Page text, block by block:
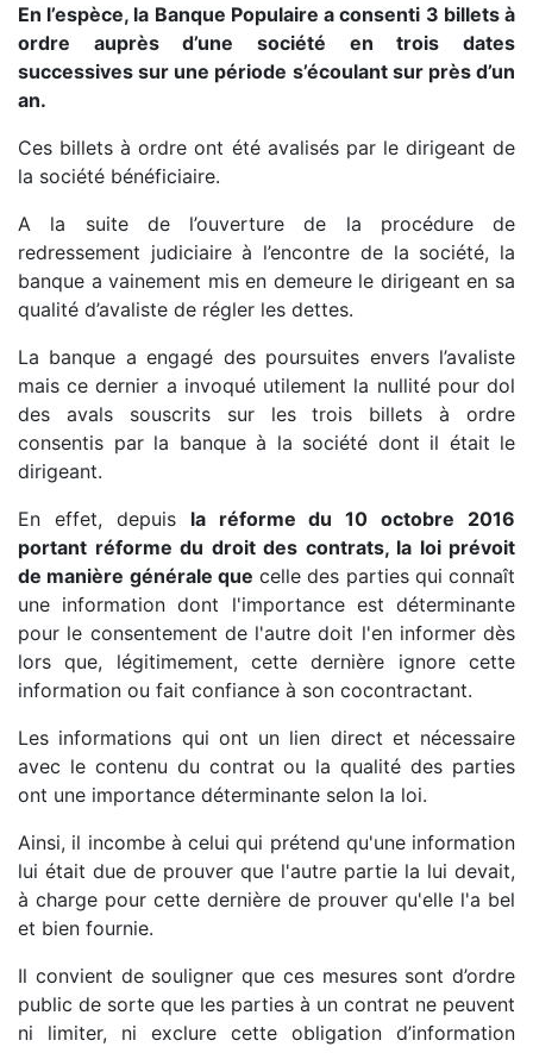
En l’espèce, la Banque Populaire a consenti 3 billets à
ordre auprès d’une société en trois dates
successives sur une période s’écoulant sur près d’un
an.
Ces billets à ordre ont été avalisés par le dirigeant de
la société bénéficiaire.
A la suite de l’ouverture de la procédure de
redressement judiciaire à l’encontre de la société, la
banque a vainement mis en demeure le dirigeant en sa
qualité d’avaliste de régler les dettes.
La banque a engagé des poursuites envers l’avaliste
mais ce dernier a invoqué utilement la nullité pour dol
des avals souscrits sur les trois billets à ordre
consentis par la banque à la société dont il était le
dirigeant.
En effet, depuis la réforme du 10 octobre 2016
portant réforme du droit des contrats, la loi prévoit
de manière générale que celle des parties qui connaît
une information dont l'importance est déterminante
pour le consentement de l'autre doit l'en informer dès
lors que, légitimement, cette dernière ignore cette
information ou fait confiance à son cocontractant.
Les informations qui ont un lien direct et nécessaire
avec le contenu du contrat ou la qualité des parties
ont une importance déterminante selon la loi.
Ainsi, il incombe à celui qui prétend qu'une information
lui était due de prouver que l'autre partie la lui devait,
à charge pour cette dernière de prouver qu'elle l'a bel
et bien fournie.
Il convient de souligner que ces mesures sont d’ordre
public de sorte que les parties à un contrat ne peuvent
ni limiter, ni exclure cette obligation d’information